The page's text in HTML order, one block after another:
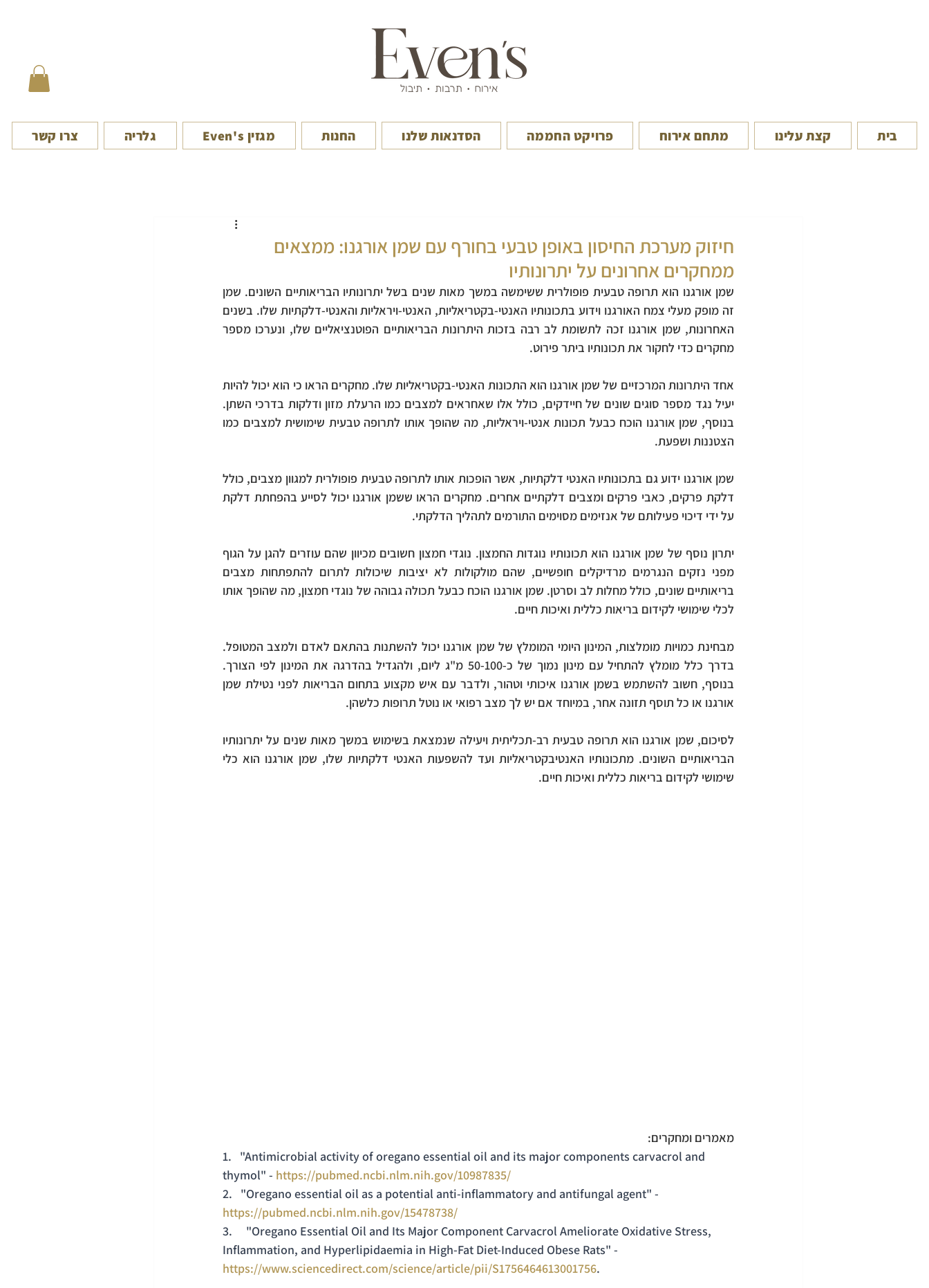
בית קצת עלינו מתחם אירוח פרויקט החממה הסדנאות שלנו החנות מגזין Even's גלריה צרו קשר
חיזוק מערכת החיסון באופן טבעי בחורף עם שמן אורגנו: ממצאים
ממחקרים אחרונים על יתרונותיו
מחקרים כדי לחקור את תכונותיו ביתר פירוט.
הצטננות ושפעת.
על ידי דיכוי פעילותם של אנזימים מסוימים התורמים לתהליך הדלקתי.
לכלי שימושי לקידום בריאות כללית ואיכות חיים.
אורגנו או כל תוסף תזונה אחר, במיוחד אם יש לך מצב רפואי או נוטל תרופות כלשהן.
שימושי לקידום בריאות כללית ואיכות חיים.
מאמרים ומחקרים:
1.   "Antimicrobial activity of oregano essential oil and its major components carvacrol and
thymol" - https://pubmed.ncbi.nlm.nih.gov/10987835/
2.   "Oregano essential oil as a potential anti-inflammatory and antifungal agent" -
https://pubmed.ncbi.nlm.nih.gov/15478738/
3.     "Oregano Essential Oil and Its Major Component Carvacrol Ameliorate Oxidative Stress,
Inflammation, and Hyperlipidaemia in High-Fat Diet-Induced Obese Rats" -
https://www.sciencedirect.com/science/article/pii/S1756464613001756.